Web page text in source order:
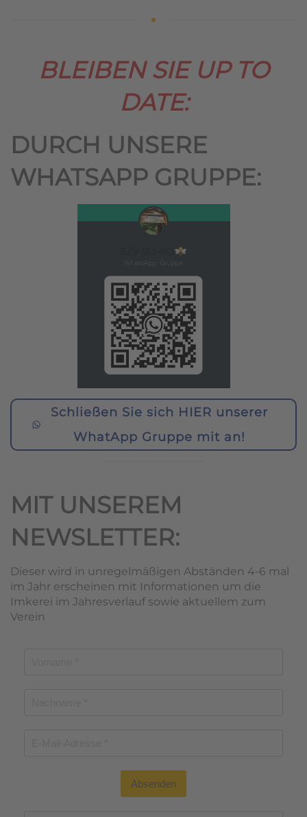
BLEIBEN SIE UP TO
DATE:
DURCH UNSERE
WHATSAPP GRUPPE:
Schließen Sie sich HIER unserer
WhatApp Gruppe mit an!
MIT UNSEREM
NEWSLETTER:
Dieser wird in unregelmäßigen Abständen 4-6 mal
im Jahr erscheinen mit Informationen um die
Imkerei im Jahresverlauf sowie aktuellem zum
Verein
Absenden